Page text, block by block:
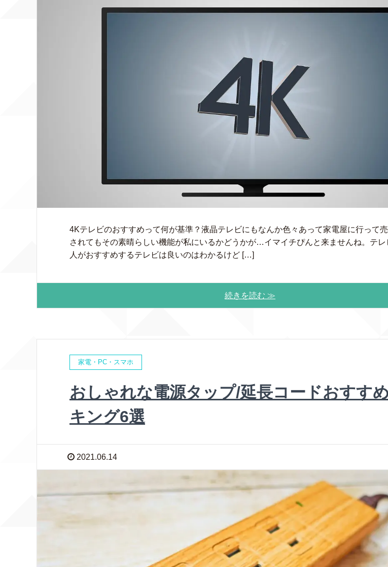
4Kテレビのおすすめって何が基準？液晶テレビにもなんか色々あって家電屋に行って
されてもその素晴らしい機能が私にいるかどうかが…イマイチぴんと来ませんね。テレ
人がおすすめするテレビは良いのはわかるけど […]
続きを読む ≫
家電・PC・スマホ
おしゃれな電源タップ/延長コードおすす
キング6選
2021.06.14